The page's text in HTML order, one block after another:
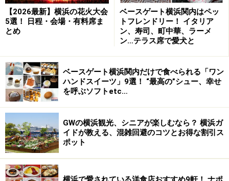
■生産者とのつながりを大切にした、フードメニュー
また、産地へ足を運び、神奈川県を中心とした生産者と
の“つながり”を大切にした食材を使ったフードメニュー
も充実。大人数で料理をシェアしながら楽しめるお店で
す。土日は混み合うので、席を予約しておくことをおす
すめします。
「自家製 ジャンボソーセージ」（粗挽き、バジル、ピリ辛
の3種、各600円）は、食肉加工世界チャンピオンの店・六角
橋「ブーシェル」直伝の味
【2026最新】横浜の花火大会
5選！ 日程・会場・有料席ま
とめ
ベースゲート横浜関内はペッ
トフレンドリー！ イタリア
ン、寿司、町中華、ラーメ
ン…テラス席で愛犬と
ベースゲート横浜関内だけで食べられる「ワン
ハンドスイーツ」9選！ “最高の”シュー、幸せ
を呼ぶソフトetc…
GWの横浜観光、シニアが楽しむなら？ 横浜ガ
イドが教える、混雑回避のコツとお得な割引ス
ポット